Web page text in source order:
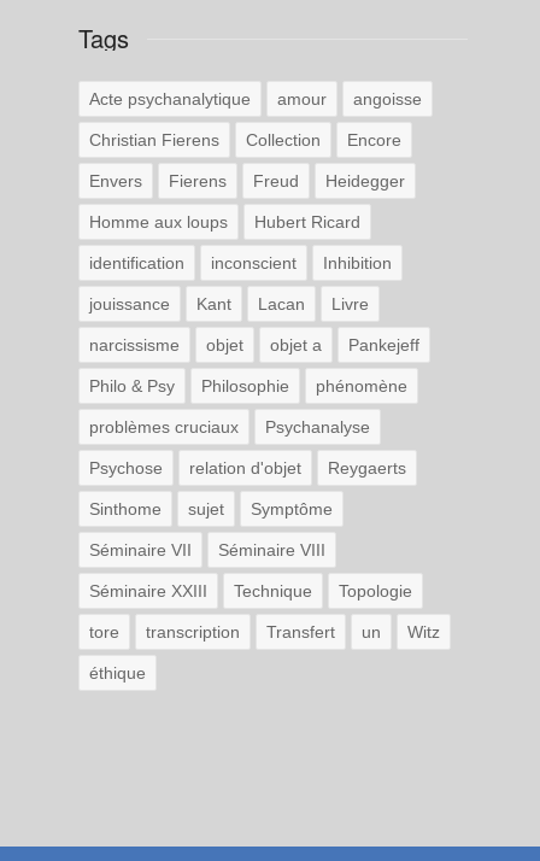
Tags
Acte psychanalytique amour angoisse
Christian Fierens Collection Encore
Envers Fierens Freud Heidegger
Homme aux loups Hubert Ricard
identification inconscient Inhibition
jouissance Kant Lacan Livre
narcissisme objet objet a Pankejeff
Philo & Psy Philosophie phénomène
problèmes cruciaux Psychanalyse
Psychose relation d'objet Reygaerts
Sinthome sujet Symptôme
Séminaire VII Séminaire VIII
Séminaire XXIII Technique Topologie
tore transcription Transfert un Witz
éthique